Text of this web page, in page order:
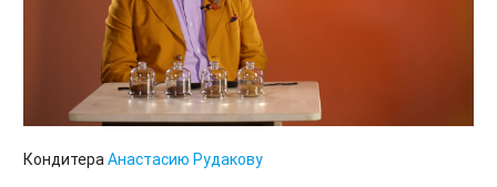
КондитераАнастасию Рудакову